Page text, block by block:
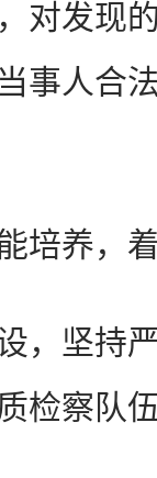
对发现
事人合
养，着
坚持严
检察队